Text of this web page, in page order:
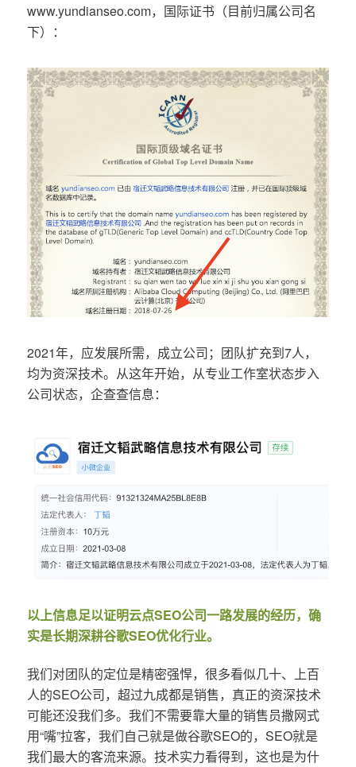
www.yundianseo.com，国际证书（目前归属公司名
下）：
2021年，应发展所需，成立公司；团队扩充到7人，
均为资深技术。从这年开始，从专业工作室状态步入
公司状态，企查查信息：
以上信息足以证明云点SEO公司一路发展的经历，确
实是长期深耕谷歌SEO优化行业。
我们对团队的定位是精密强悍，很多看似几十、上百
人的SEO公司，超过九成都是销售，真正的资深技术
可能还没我们多。我们不需要靠大量的销售员撒网式
用“嘴”拉客，我们自己就是做谷歌SEO的，SEO就是
我们最大的客流来源。技术实力看得到，这也是为什